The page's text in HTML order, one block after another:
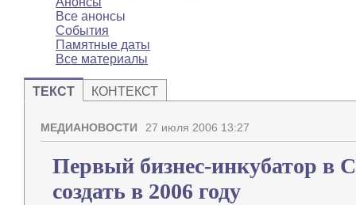
Все анонсы
События
Памятные даты
Все материалы
ТЕКСТ КОНТЕКСТ
МЕДИАНОВОСТИ 27 июля 2006 13:27
Первый бизнес-инкубатор в
создать в 2006 году